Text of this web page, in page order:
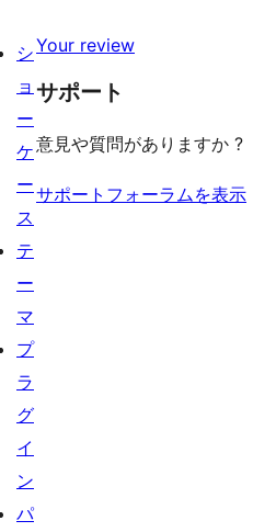
ー
ュ
ー
ビ
ュ
レ
ビ
ー
星
レ
ュ
ー
Your review
サポート
意見や質問がありますか ?
サポートフォーラムを表示
シ
ョ
ー
ケ
ー
ス
テ
ー
マ
プ
ラ
グ
イ
ン
パ